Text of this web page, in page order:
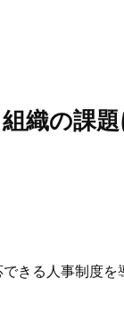
織の課
きる人事制度を